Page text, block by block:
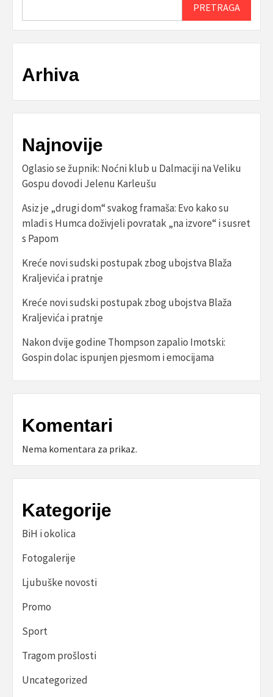
PRETRAGA
Arhiva
Najnovije
Oglasio se župnik: Noćni klub u Dalmaciji na Veliku
Gospu dovodi Jelenu Karleušu
Asiz je „drugi dom“ svakog framaša: Evo kako su
mladi s Humca doživjeli povratak „na izvore“ i susret
s Papom
Kreće novi sudski postupak zbog ubojstva Blaža
Kraljevića i pratnje
Kreće novi sudski postupak zbog ubojstva Blaža
Kraljevića i pratnje
Nakon dvije godine Thompson zapalio Imotski:
Gospin dolac ispunjen pjesmom i emocijama
Komentari
Nema komentara za prikaz.
Kategorije
BiH i okolica
Fotogalerije
Ljubuške novosti
Promo
Sport
Tragom prošlosti
Uncategorized